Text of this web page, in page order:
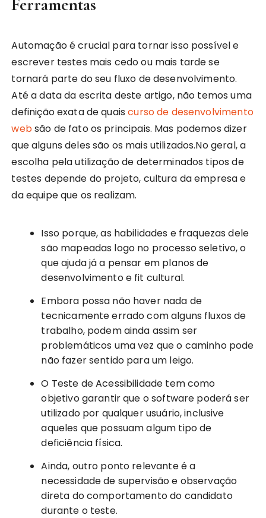
Ferramentas
Automação é crucial para tornar isso possível e
escrever testes mais cedo ou mais tarde se
tornará parte do seu fluxo de desenvolvimento.
Até a data da escrita deste artigo, não temos uma
definição exata de quaiscurso de desenvolvimento
websão de fato os principais. Mas podemos dizer
que alguns deles são os mais utilizados.No geral, a
escolha pela utilização de determinados tipos de
testes depende do projeto, cultura da empresa e
da equipe que os realizam.
Isso porque, as habilidades e fraquezas dele
são mapeadas logo no processo seletivo, o
que ajuda já a pensar em planos de
desenvolvimento e fit cultural.
Embora possa não haver nada de
tecnicamente errado com alguns fluxos de
trabalho, podem ainda assim ser
problemáticos uma vez que o caminho pode
não fazer sentido para um leigo.
O Teste de Acessibilidade tem como
objetivo garantir que o software poderá ser
utilizado por qualquer usuário, inclusive
aqueles que possuam algum tipo de
deficiência física.
Ainda, outro ponto relevante é a
necessidade de supervisão e observação
direta do comportamento do candidato
durante o teste.